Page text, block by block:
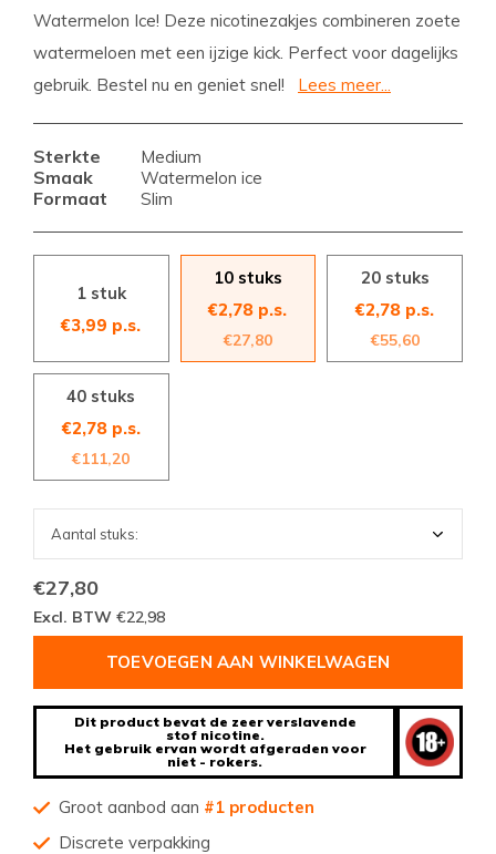
Watermelon Ice! Deze nicotinezakjes combineren zoete
watermeloen met een ijzige kick. Perfect voor dagelijks
gebruik. Bestel nu en geniet snel!
Lees meer...
Sterkte Medium
Smaak Watermelon ice
Formaat Slim
1 stuk
€3,99 p.s.
10 stuks
€2,78 p.s.
€27,80
20 stuks
€2,78 p.s.
€55,60
40 stuks
€2,78 p.s.
€111,20
€27,80
Excl. BTW €22,98
TOEVOEGEN AAN WINKELWAGEN
Dit product bevat de zeer verslavende
stof nicotine.
Het gebruik ervan wordt afgeraden voor
niet - rokers.
Groot aanbod aan #1 producten
Discrete verpakking